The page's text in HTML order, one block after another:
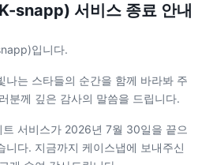
snapp) 서비스 종료 안내
입니다.
나는 스타들의 순간을 함께 바라봐 주
분께 깊은 감사의 말씀을 드립니다.
서비스가 2026년 7월 30일을 끝으
니다. 지금까지 케이스냅에 보내주신